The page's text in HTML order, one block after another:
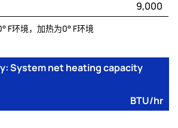
9,000
F环境，加热为0° F环境
System net heating capacity
BTU/hr